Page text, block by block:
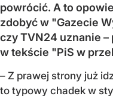
powrócić. A to
zdobyć w "Gazecie
czy TVN24 uznanie
w tekście "PiS w
– Z prawej strony już
to typowy chadek w